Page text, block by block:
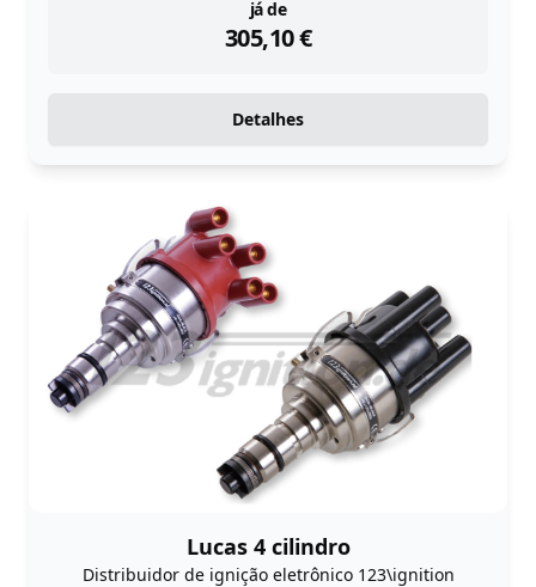
já de
305,10€
instock
Detalhes
Lucas 4 cilindro
Distribuidor de ignição eletrônico 123\ignition